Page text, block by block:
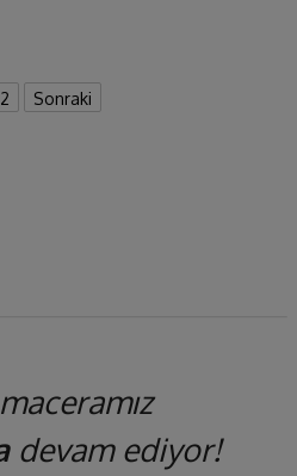
2 Sonraki
devam ediyor!